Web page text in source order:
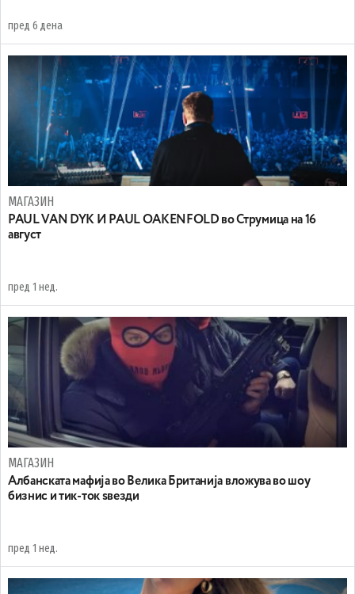
пред 6 дена
МАГАЗИН
PAUL VAN DYK И PAUL OAKENFOLD во Струмица на 16
август
пред 1 нед.
МАГАЗИН
Aлбанската мафија во Велика Британија вложува во шоу
бизнис и тик-ток ѕвезди
пред 1 нед.